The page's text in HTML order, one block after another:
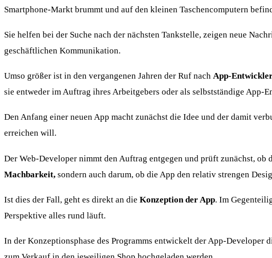
Smartphone-Markt brummt und auf den kleinen Taschencomputern
Sie helfen bei der Suche nach der nächsten Tankstelle, zeigen neue
geschäftlichen Kommunikation.
Umso größer ist in den vergangenen Jahren der Ruf nach App-
sie entweder im Auftrag ihres Arbeitgebers oder als selbstständige App-
Den Anfang einer neuen App macht zunächst die Idee und der damit
erreichen will.
Der Web-Developer nimmt den Auftrag entgegen und prüft zunächst,
Machbarkeit, sondern auch darum, ob die App den relativ strengen
Ist dies der Fall, geht es direkt an die Konzeption der App. Im
Perspektive alles rund läuft.
In der Konzeptionsphase des Programms entwickelt der App-Developer